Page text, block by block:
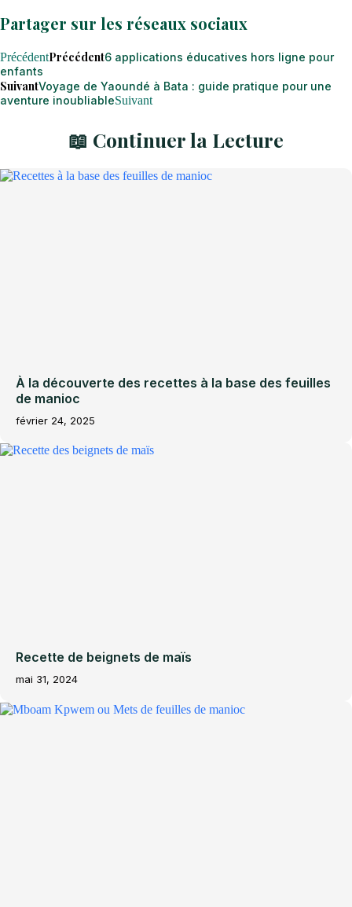
Partager sur les réseaux sociaux
PrécédentPrécédent6 applications éducatives hors ligne pour
enfants
SuivantVoyage de Yaoundé à Bata : guide pratique pour une
aventure inoubliableSuivant
📖 Continuer la Lecture
À la découverte des recettes à la base des feuilles
de manioc
février 24, 2025
Recette de beignets de maïs
mai 31, 2024